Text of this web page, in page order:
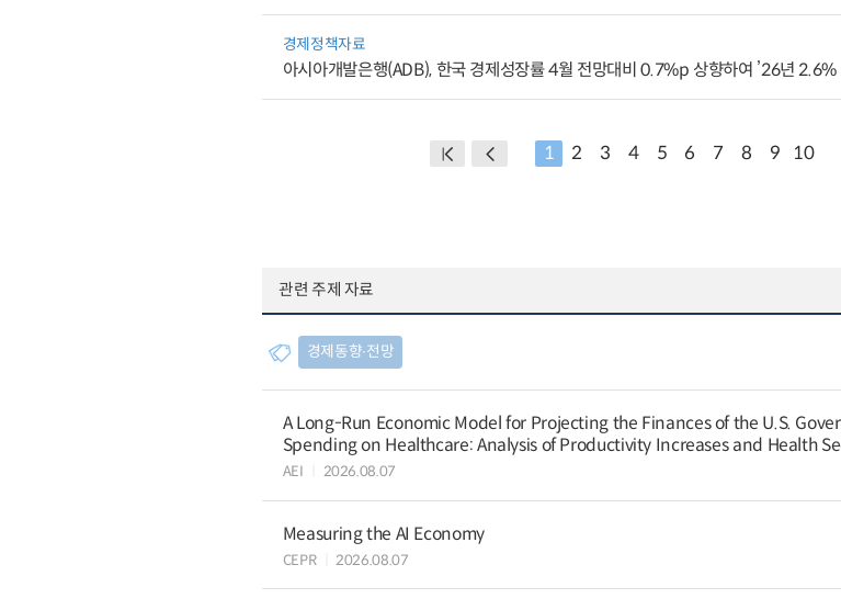
경제정책자료
아시아개발은행(ADB), 한국 경제성장률 4월 전망대비 0.7%p 상향하여 ’26년 2.6%
1 2 3 4 5 6 7 8 9 10
관련 주제 자료
경제동향∙전망
A Long-Run Economic Model for Projecting the Finances of the U.S.
Spending on Healthcare: Analysis of Productivity Increases and Health
AEI 2026.08.07
Measuring the AI Economy
CEPR 2026.08.07